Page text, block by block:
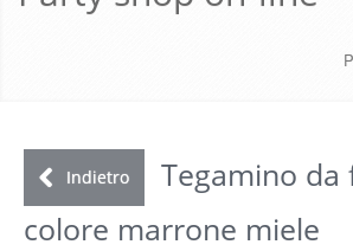
GALLERY
Indietro
Tegamino da
colore marrone miele